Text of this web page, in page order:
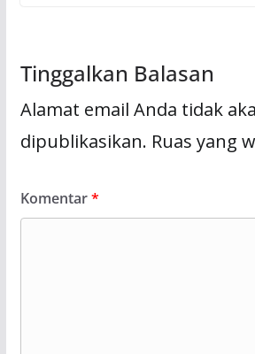
Tinggalkan Balasan
Alamat email Anda tidak
dipublikasikan. Ruas yang
Komentar*